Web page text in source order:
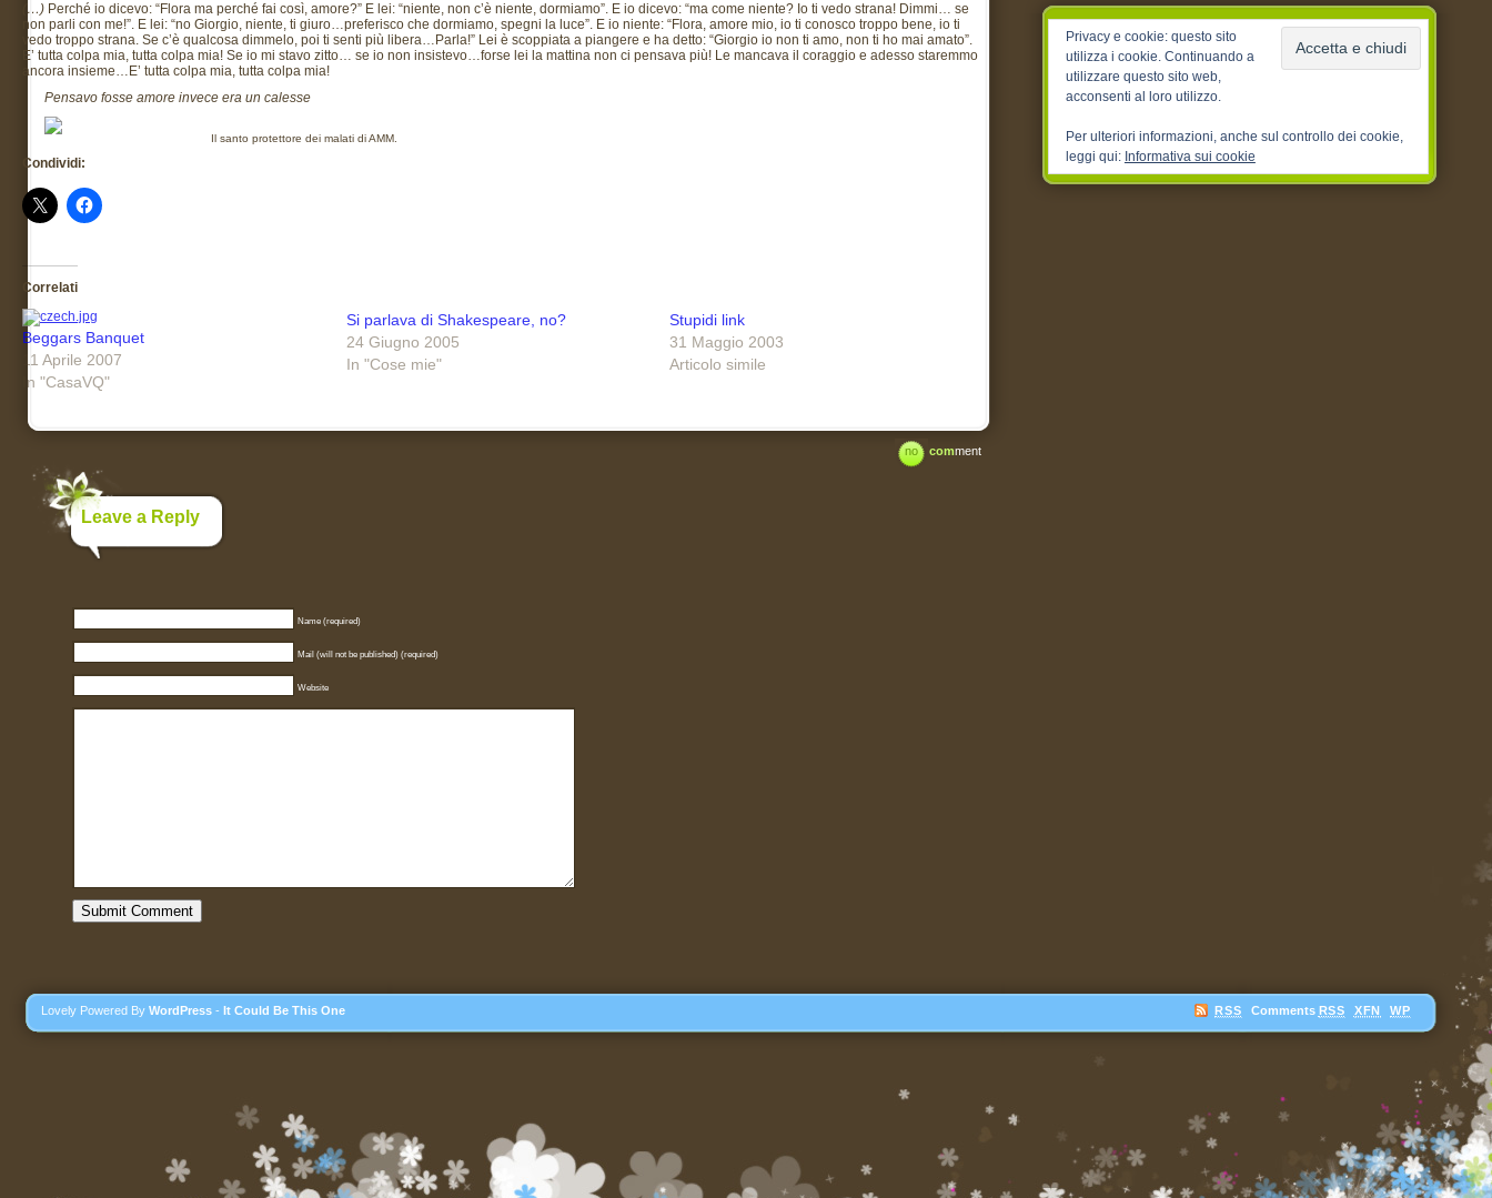
(…) Perché io dicevo: “Flora ma perché fai così, amore?” E lei: “niente, non c’è niente, dormiamo”. E io dicevo: “ma come niente? Io ti vedo strana! Dimmi… se
non parli con me!”. E lei: “no Giorgio, niente, ti giuro…preferisco che dormiamo, spegni la luce”. E io niente: “Flora, amore mio, io ti conosco troppo bene, io ti
vedo troppo strana. Se c’è qualcosa dimmelo, poi ti senti più libera…Parla!” Lei è scoppiata a piangere e ha detto: “Giorgio io non ti amo, non ti ho mai amato”.
E’ tutta colpa mia, tutta colpa mia! Se io mi stavo zitto… se io non insistevo…forse lei la mattina non ci pensava più! Le mancava il coraggio e adesso staremmo
ancora insieme…E’ tutta colpa mia, tutta colpa mia!
Pensavo fosse amore invece era un calesse
Il santo protettore dei malati di AMM.
Condividi:
Correlati
Beggars Banquet
11 Aprile 2007
In "CasaVQ"
Si parlava di Shakespeare, no?
24 Giugno 2005
In "Cose mie"
Stupidi link
31 Maggio 2003
Articolo simile
no comment
Leave a Reply
Name (required)
Mail (will not be published) (required)
Website
Privacy e cookie: questo sito
utilizza i cookie. Continuando a
utilizzare questo sito web,
acconsenti al loro utilizzo.
Per ulteriori informazioni, anche sul controllo dei cookie,
leggi qui: Informativa sui cookie
Lovely Powered By WordPress - It Could Be This One RSS Comments RSS XFN WP